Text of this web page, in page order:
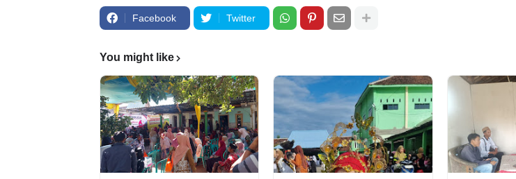
Facebook Twitter
You might like